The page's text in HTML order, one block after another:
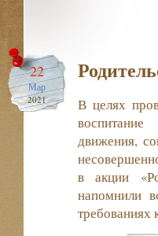
22
Мар
2021
В целях
движения,
в акции
напомнили
требованиях